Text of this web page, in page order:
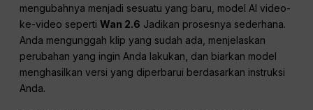
mengubahnya menjadi sesuatu yang baru, model AI video-
ke-video sepertiWan 2.6 Jadikan prosesnya sederhana.
Anda mengunggah klip yang sudah ada, menjelaskan
perubahan yang ingin Anda lakukan, dan biarkan model
menghasilkan versi yang diperbarui berdasarkan instruksi
Anda.